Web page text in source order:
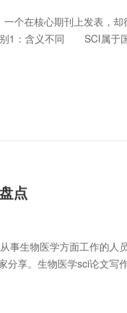
在核心期刊上发表，却
别1：含义不同 SCI属于
点
事生物医学方面工作的人
分享。生物医学sci论文写